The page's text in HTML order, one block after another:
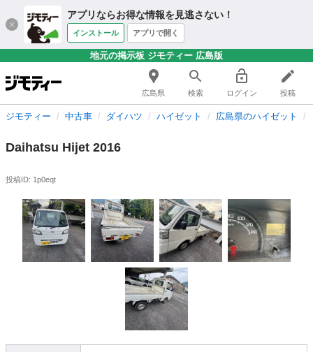
アプリならお得な情報を見逃さない！
インストール アプリで開く
地元の掲示板 ジモティー 広島版
広島県 検索 ログイン 投稿
ジモティー 中古車 ダイハツ ハイゼット 広島県のハイゼット
Daihatsu Hijet 2016
投稿ID: 1p0eqt